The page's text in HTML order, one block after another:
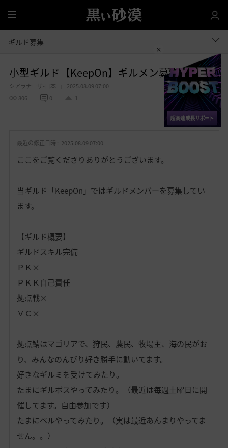
全
体
ギルド募集
小型ギルド【KeepOn】ギルメン募集です
シアラナーザ-日本
2025.08.09 07:00
806
0 1
お 共有する
最近の修正日時 : 2025.08.09 07:00
ここをご覧くださりありがとうございます。
当ギルド「KeepOn」ではギルドメンバーを募集してい
ます。
【ギルド概要】
ギルドスキル完備
ＰＫ×
ＰＫＫ自己責任
拠点戦×
ＶＣ×
拠点鯖はマゴリアで、狩民、農民、牧場主、海の民がお
り、みんなのんびり好き勝手に動いてます。
好きなギルミを受けてみたり。
たまにギルボスやってみたり。（最近は毎週土曜日に開
催してます。自由参加です）
たまにベルやってみたり。（実は最近あんまりやってま
せん。。）